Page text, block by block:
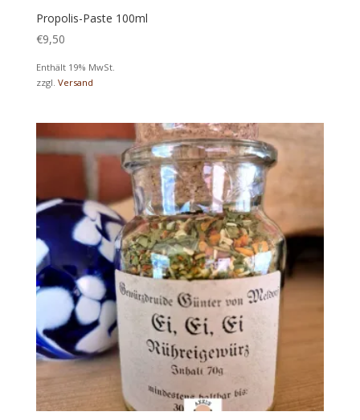
Propolis-Paste 100ml
€9,50
Enthält 19% MwSt.
zzgl. Versand